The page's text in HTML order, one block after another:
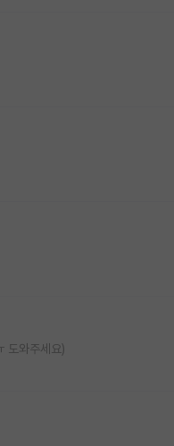
도와주세요)